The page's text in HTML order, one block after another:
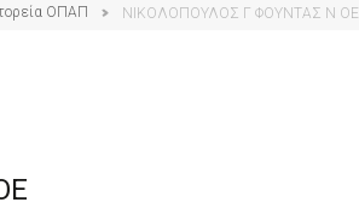
ΟΠΑΠ ΝΙΚΟΛΟΠΟΥΛΟΣ Γ ΦΟΥΝΤΑΣ Ν ΟΕ